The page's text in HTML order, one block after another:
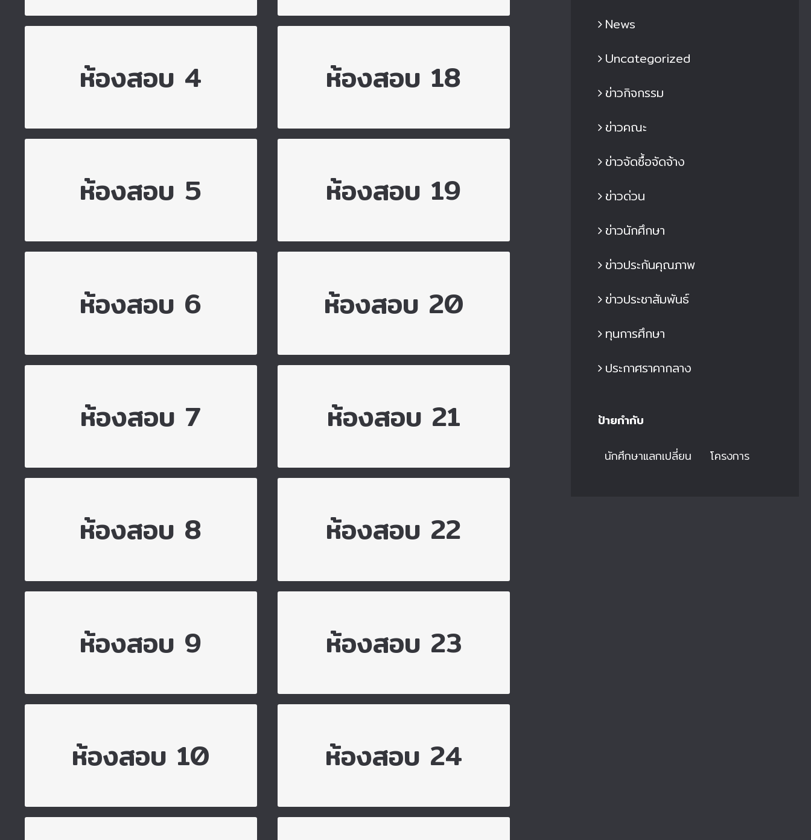
ห้องสอบ 4
ไปยังห้องสอบ 4
ห้องสอบ 5
ไปยังห้องสอบ 5
ห้องสอบ 6
ไปยังห้องสอบ 6
ห้องสอบ 7
ไปยังห้องสอบ 7
ห้องสอบ 8
ไปยังห้องสอบ 8
ห้องสอบ 9
ไปยังห้องสอบ 9
ห้องสอบ 10
ไปยังห้องสอบ 10
ห้องสอบ 18
ไปยังห้องสอบ 18
ห้องสอบ 19
ไปยังห้องสอบ 19
ห้องสอบ 20
ไปยังห้องสอบ 20
ห้องสอบ 21
ไปยังห้องสอบ 21
ห้องสอบ 22
ไปยังห้องสอบ 22
ห้องสอบ 23
ไปยังห้องสอบ 23
ห้องสอบ 24
ไปยังห้องสอบ 24
News
Uncategorized
ข่าวกิจกรรม
ข่าวคณะ
ข่าวจัดซื้อจัดจ้าง
ข่าวด่วน
ข่าวนักศึกษา
ข่าวประกันคุณภาพ
ข่าวประชาสัมพันธ์
ทุนการศึกษา
ประกาศราคากลาง
ป้ายกำกับ
นักศึกษาแลกเปลี่ยน โครงการ